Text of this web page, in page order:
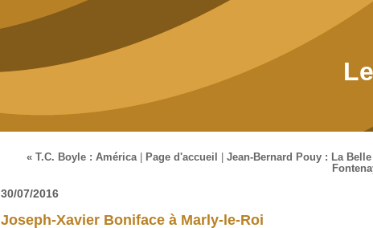
« T.C. Boyle : América| Page d'accueil
Jean-Bernard Pouy : La Belle
30/07/2016
Joseph-Xavier Boniface à Marly-le-Roi